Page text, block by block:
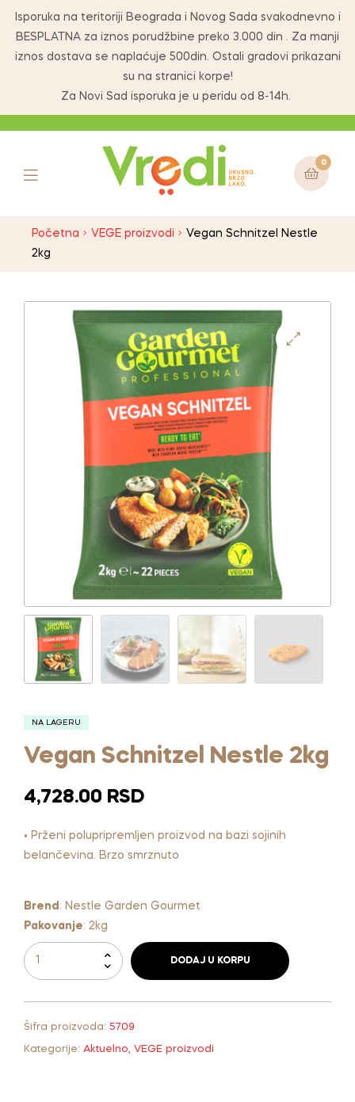
Isporuka na teritoriji Beograda i Novog Sada svakodnevno i
BESPLATNA za iznos porudžbine preko 3.000 din . Za manji
iznos dostava se naplaćuje 500din. Ostali gradovi prikazani
su na stranici korpe!
Za Novi Sad isporuka je u peridu od 8-14h.
0
Početna VEGE proizvodi
Vegan Schnitzel Nestle
2kg
NA LAGERU
Vegan Schnitzel Nestle 2kg
4,728.00 RSD
• Prženi polupripremljen proizvod na bazi sojinih
belančevina. Brzo smrznuto
Brend : Nestle Garden Gourmet
Pakovanje: 2kg
DODAJ U KORPU
A
e
r
Šifra proizvoda: 5709
Kategorije: Aktuelno, VEGE proizvodi